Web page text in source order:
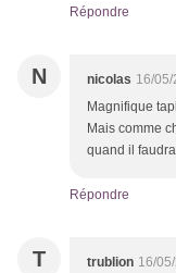
Répondre
N nicolas 16/
Magnifique
Mais comme
quand il
Répondre
T trublion 16/